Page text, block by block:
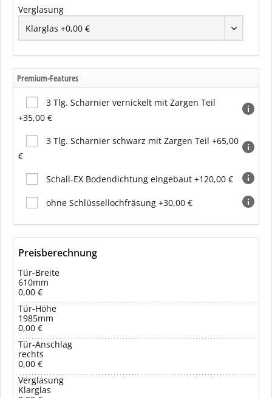
Verglasung
Premium-Features
3 Tlg. Scharnier vernickelt mit Zargen Teil
+35,00 €
3 Tlg. Scharnier schwarz mit Zargen Teil +65,00
€
Schall-EX Bodendichtung eingebaut +120,00 €
ohne Schlüssellochfräsung +30,00 €
Preisberechnung
Tür-Breite
610mm
0,00 €
Tür-Höhe
1985mm
0,00 €
Tür-Anschlag
rechts
0,00 €
Verglasung
Klarglas